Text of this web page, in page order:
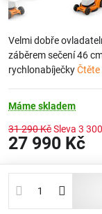
Velmi dobře
záběrem sečení 46
rychlonabíječkyČtěte
Máme skladem
31 290 KčSleva 3
27 990 Kč